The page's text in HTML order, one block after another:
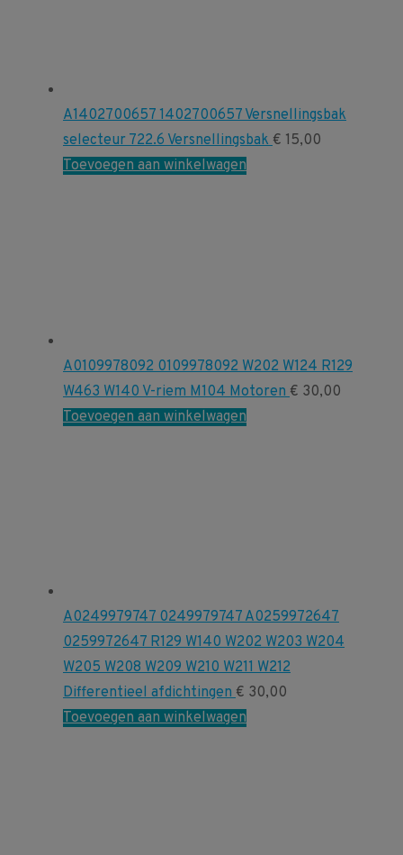
A1402700657 1402700657 Versnellingsbak
selecteur 722.6 Versnellingsbak€ 15,00
Toevoegen aan winkelwagen
A0109978092 0109978092 W202 W124 R129
W463 W140 V-riem M104 Motoren € 30,00
Toevoegen aan winkelwagen
A0249979747 0249979747 A0259972647
0259972647 R129 W140 W202 W203 W204
W205 W208 W209 W210 W211 W212
Differentieel afdichtingen€ 30,00
Toevoegen aan winkelwagen